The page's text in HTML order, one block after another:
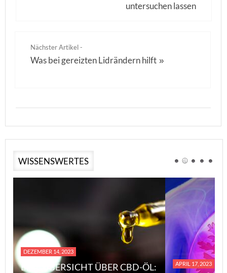
untersuchen lassen
Nächster Artikel -
Was bei gereizten Lidrändern hilft »
WISSENSWERTES
DEZEMBER 14, 2023
EINE ÜBERSICHT ÜBER CBD-ÖL:
APRIL 17, 2023